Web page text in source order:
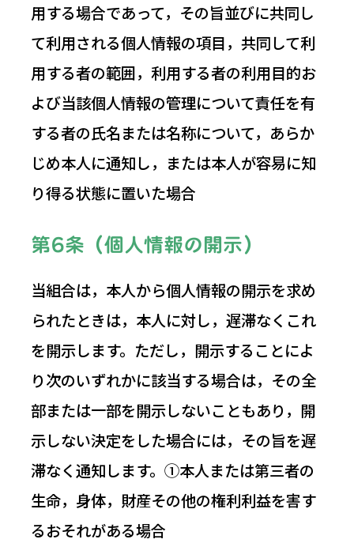
用する場合であって，その旨並びに共同し
て利用される個人情報の項目，共同して利
用する者の範囲，利用する者の利用目的お
よび当該個人情報の管理について責任を有
する者の氏名または名称について，あらか
じめ本人に通知し，または本人が容易に知
り得る状態に置いた場合
第6条（個人情報の開示）
当組合は，本人から個人情報の開示を求め
られたときは，本人に対し，遅滞なくこれ
を開示します。ただし，開示することによ
り次のいずれかに該当する場合は，その全
部または一部を開示しないこともあり，開
示しない決定をした場合には，その旨を遅
滞なく通知します。①本人または第三者の
生命，身体，財産その他の権利利益を害す
るおそれがある場合